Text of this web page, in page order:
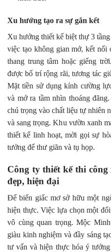
Xu hướng tạo ra sự gắn kết
Xu hướng thiết kế biệt thự 3
việc tạo không gian mở, kết nối
thang trung tâm hoặc giếng
được bố trí rộng rãi, tương tác
Mặt tiền sử dụng kính cường
và mở ra tầm nhìn thoáng
chú trọng vào chất liệu tự nhiên
và sang trọng. Khu vườn xanh
thiết kế linh hoạt, mời gọi sự
tưởng để thư giãn và tụ họp.
Công ty thiết kế thi
đẹp, hiện đại
Để biến giấc mơ sở hữu một
hiện thực. Việc lựa chọn một
vô cùng quan trọng. Mộc
giàu kinh nghiệm và đầy sáng
tư vấn và hiện thực hóa ý